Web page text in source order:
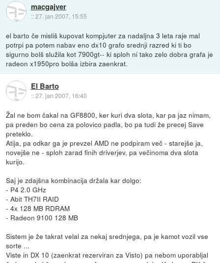
macgajver
::27. jan 2007, 15:55
el barto če misliš kupovat kompjuter za nadaljna 3 leta raje mal
potrpi pa potem nabav eno dx10 grafo srednji razred ki ti bo
sigurno bolš služila kot 7900gt-- ki sploh ni tako zelo dobra grafa je
radeon x1950pro bolša izbira zaenkrat.
El Barto
::27. jan 2007, 16:40
Žal ne bom čakal na GF8800, ker kuri dva slota, kar pa jaz nimam,
pa preden bo cena za polovico padla, bo pa tudi že precej Save
preteklo.
Atija, pa odkar ga je prevzel AMD ne podpiram več - starejše ja,
novejše ne - sploh zarad finih driverjev, pa večinoma dva slota
kurijo.
Saj je zdajšna kombinacija držala kar dolgo:
- P4 2.0 GHz
- Abit TH7II RAID
- 4x 128 MB RDRAM
- Radeon 9100 128 MB
Sistem je že takrat velal za nekaj srednjega, pa je kamot vozil vse
sorte ...
Viste in DX 10 (zaenkrat rezerviran za Visto) pa nebom uporabljal